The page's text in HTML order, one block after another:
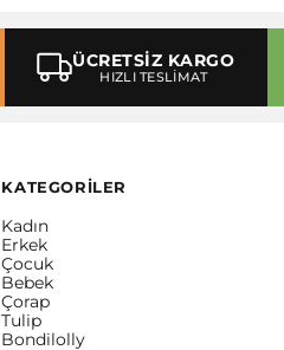
ÜCRETSİZ KARGO
HIZLI TESLİMAT
KATEGORİLER
Kadın
Erkek
Çocuk
Bebek
Çorap
Tulip
Bondilolly